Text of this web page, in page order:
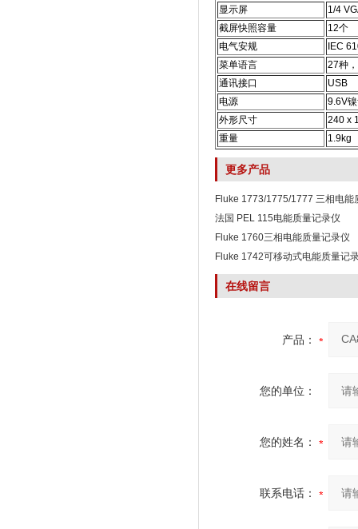
显示屏
1/4
截屏快照容量
12个
电气安规
IEC
菜单语言
27种
通讯接口
USB
电源
9.6V
外形尺寸
240 x
重量
1.9kg
更多产品
Fluke 1773/1775/1777 三相电能
法国 PEL 115电能质量记录仪
Fluke 1760三相电能质量记录仪
Fluke 1742可移动式电能质量记
在线留言
产品：
您的单位：
您的姓名：
联系电话：